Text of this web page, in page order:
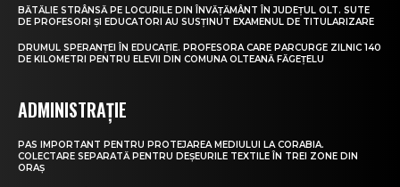
BĂTĂLIE STRÂNSĂ PE LOCURILE DIN ÎNVĂȚĂMÂNT ÎN JUDEȚUL OLT. SUTE
DE PROFESORI ȘI EDUCATORI AU SUSȚINUT EXAMENUL DE TITULARIZARE
DRUMUL SPERANȚEI ÎN EDUCAȚIE. PROFESORA CARE PARCURGE ZILNIC 140
DE KILOMETRI PENTRU ELEVII DIN COMUNA OLTEANĂ FĂGEȚELU
ADMINISTRAȚIE
PAS IMPORTANT PENTRU PROTEJAREA MEDIULUI LA CORABIA.
COLECTARE SEPARATĂ PENTRU DEȘEURILE TEXTILE ÎN TREI ZONE DIN
ORAȘ